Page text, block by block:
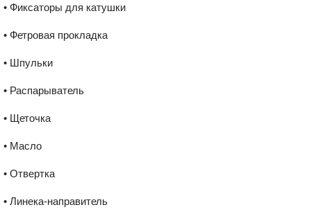
• Фиксаторы для катушки
• Фетровая прокладка
• Шпульки
• Распарыватель
• Щеточка
• Масло
• Отвертка
• Линека-направитель